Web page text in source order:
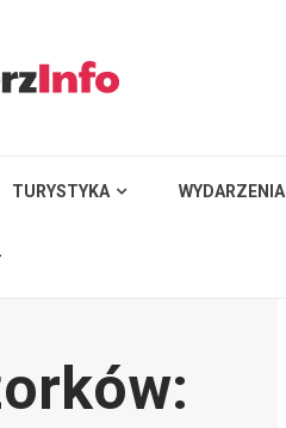
TURYSTYKA WYDARZENIA